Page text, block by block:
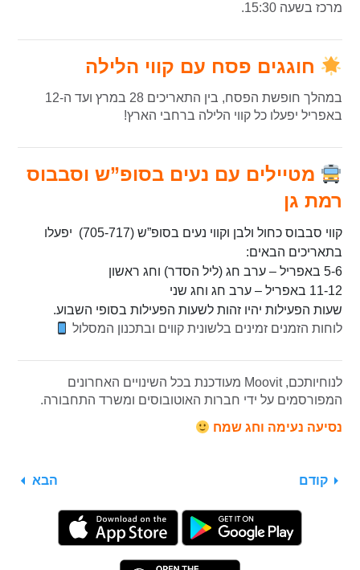
מרכז בשעה 15:30.
חוגגים פסח עם קווי הלילה
במהלך חופשת הפסח, בין התאריכים 28 במרץ ועד ה-12
באפריל יפעלו כל קווי הלילה ברחבי הארץ!
מטיילים עם נעים בסופ”ש וסבבוס
רמת גן
קווי סבבוס כחול ולבן וקווי נעים בסופ”ש (705-717) יפעלו
בתאריכים הבאים:
5-6 באפריל – ערב חג (ליל הסדר) וחג ראשון
11-12 באפריל – ערב חג וחג שני
שעות הפעילות יהיו זהות לשעות הפעילות בסופי השבוע.
לוחות הזמנים זמינים בלשונית קווים ובתכנון המסלול
לנוחיותכם, Moovit מעודכנת בכל השינויים האחרונים
המפורסמים על ידי חברות האוטובוסים ומשרד התחבורה.
נסיעה נעימה וחג שמח
קודם הבא